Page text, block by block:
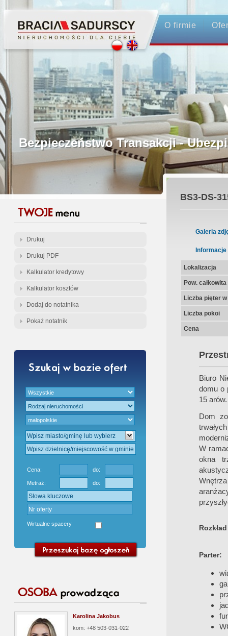
O firmie
Profesjonalne Pośrednictwo
Bezpieczeństwo Transakcji -
Licencjonowani Pośrednicy
Gwarancja Zwrotu Zadatku
Gratis - Przedwstępna Umowa
Drukuj
Drukuj PDF
Kalkulator kredytowy
Kalkulator kosztów
Dodaj do notatnika
Pokaż notatnik
Cena: do:
Metraż: do:
Wirtualne spacery
Karolina Jakobus
kom: +48 503-031-022
BS3-DS-
Galeria
Informacje
Lokalizacja
Pow.
Liczba pięter
Liczba pokoi
Cena
Biuro
domu o
15 arów.
Dom
W
okna
Parter: